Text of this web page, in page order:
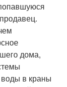
дома,
воды в краны